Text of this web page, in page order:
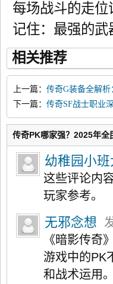
每场战斗的走
记住：最强的
相关推荐
上一篇： 传奇G装备全解
下一篇： 传奇SF战士职业
极指南
传奇PK哪家强？2025年全
幼稚园小班
这些评论内
玩家参考。
无邪念想
《暗影传奇
游戏中的PK
和战术运用